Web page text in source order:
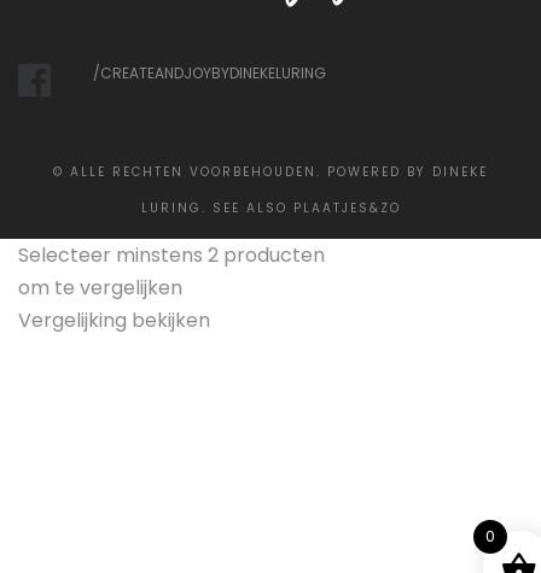
/CREATEANDJOYBYDINEKELURING
© ALLE RECHTEN VOORBEHOUDEN. POWERED BY DINEKE
LURING. SEE ALSO PLAATJES&ZO
0
Selecteer minstens 2 producten
om te vergelijken
Vergelijking bekijken